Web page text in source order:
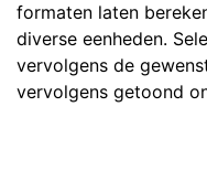
formaten laten
diverse eenheden.
vervolgens de
vervolgens getoond